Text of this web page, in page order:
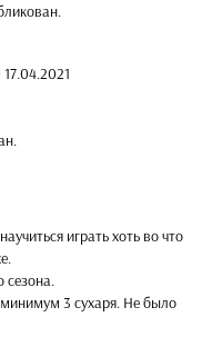
играть хоть во что
сезона.
3 сухаря. Не было